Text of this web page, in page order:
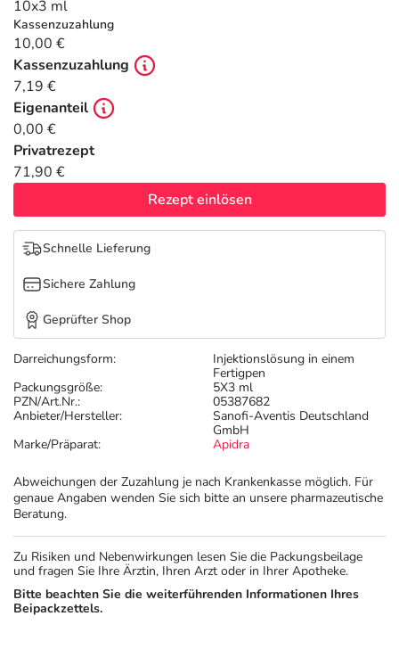
Tierapotheke
Vitamine & Mineralstoffe
Marken
Salus Deals
Darreichungsform:
Injektionslösung in einem
Fertigpen
Packungsgröße:
5X3 ml
PZN/Art.Nr.:
05387682
Anbieter/Hersteller:
Sanofi-Aventis Deutschland
GmbH
Marke/Präparat:
Apidra
Abweichungen der Zuzahlung je nach Krankenkasse möglich. Für
genaue Angaben wenden Sie sich bitte an unsere pharmazeutische
Beratung.
10x3 ml
Kassenzuzahlung
10,00 €
Kassenzuzahlung
7,19 €
Eigenanteil
0,00 €
Privatrezept
71,90 €
Rezept einlösen
Schnelle Lieferung
Sichere Zahlung
Geprüfter Shop
Zu Risiken und Nebenwirkungen lesen Sie die Packungsbeilage
und fragen Sie Ihre Ärztin, Ihren Arzt oder in Ihrer Apotheke.
Bitte beachten Sie die weiterführenden Informationen Ihres
Beipackzettels.